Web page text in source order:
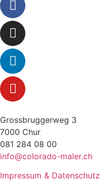
Grossbruggerweg 3
7000 Chur
081 284 08 00
info@colorado-maler.ch
Impressum & Datenschutz